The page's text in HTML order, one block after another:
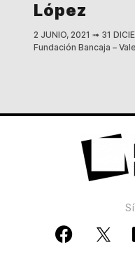
López
2 JUNIO, 2021 ➟ 31
Fundación Bancaja –